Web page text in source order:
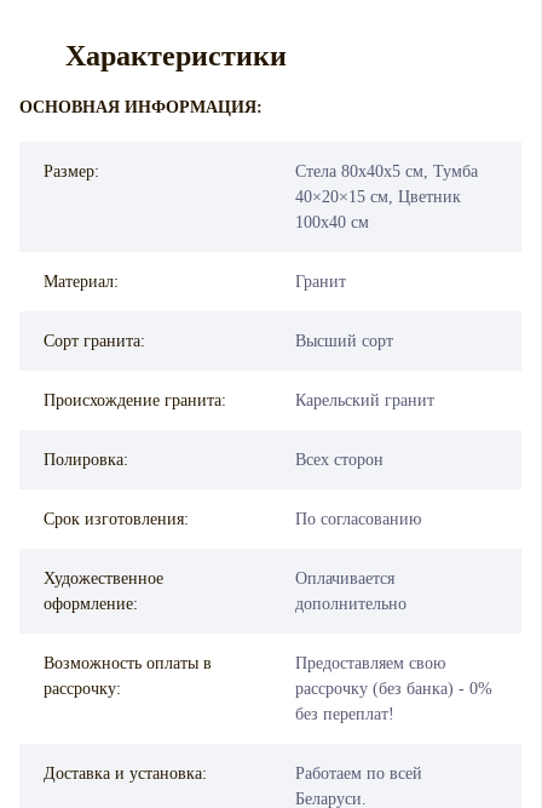
Характеристики
ОСНОВНАЯ ИНФОРМАЦИЯ:
Размер:
Стела 80х40х5 см, Тумба
40×20×15 см, Цветник
100х40 см
Материал: Гранит
Сорт гранита: Высший сорт
Происхождение гранита: Карельский гранит
Полировка: Всех сторон
Срок изготовления: По согласованию
Художественное
оформление:
Оплачивается
дополнительно
Возможность оплаты в
рассрочку:
Предоставляем свою
рассрочку (без банка) - 0%
без переплат!
Доставка и установка:
Работаем по всей
Беларуси.